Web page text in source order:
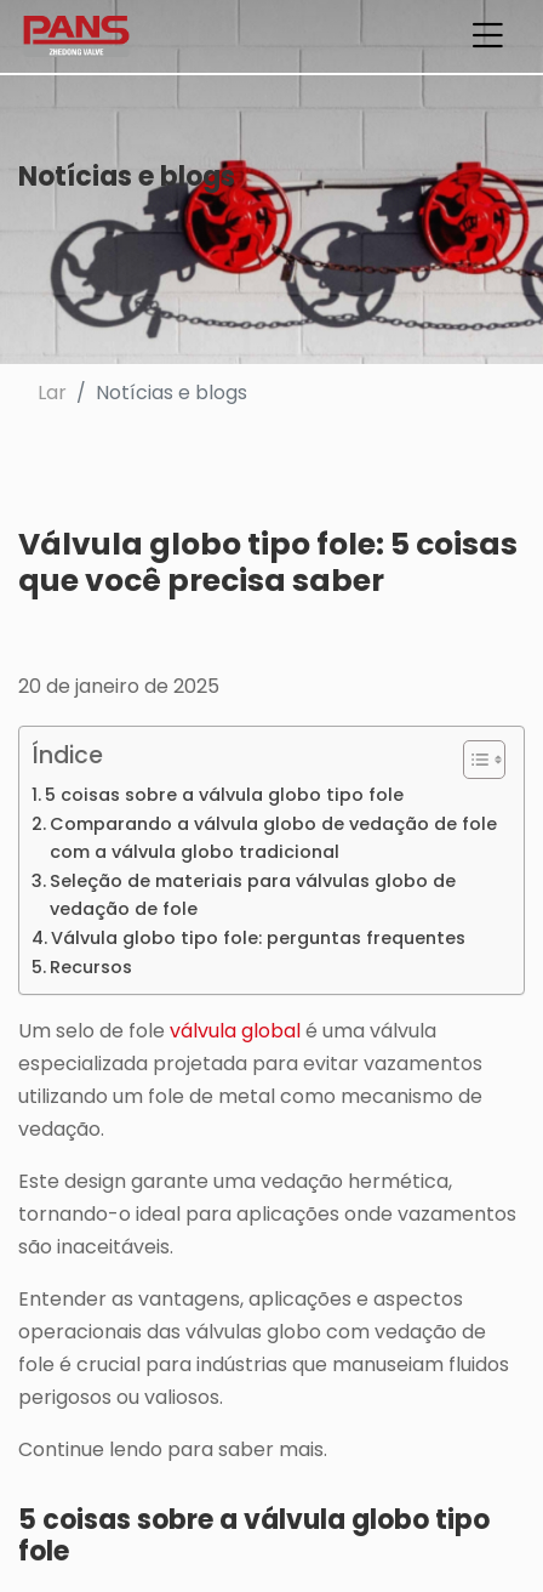
Notícias e blogs
Lar Notícias e blogs
Válvula globo tipo fole: 5 coisas
que você precisa saber
20 de janeiro de 2025
Índice
5 coisas sobre a válvula globo tipo fole
Comparando a válvula globo de vedação de fole
com a válvula globo tradicional
Seleção de materiais para válvulas globo de
vedação de fole
Válvula globo tipo fole: perguntas frequentes
Recursos
Um selo de fole válvula globalé uma válvula
especializada projetada para evitar vazamentos
utilizando um fole de metal como mecanismo de
vedação.
Este design garante uma vedação hermética,
tornando-o ideal para aplicações onde vazamentos
são inaceitáveis.
Entender as vantagens, aplicações e aspectos
operacionais das válvulas globo com vedação de
fole é crucial para indústrias que manuseiam fluidos
perigosos ou valiosos.
Continue lendo para saber mais.
5 coisas sobre a válvula globo tipo
fole